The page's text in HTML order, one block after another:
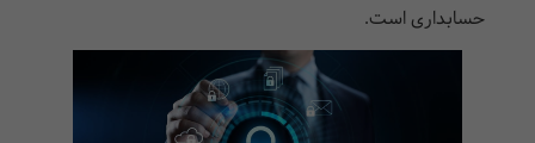
حسابداری است.